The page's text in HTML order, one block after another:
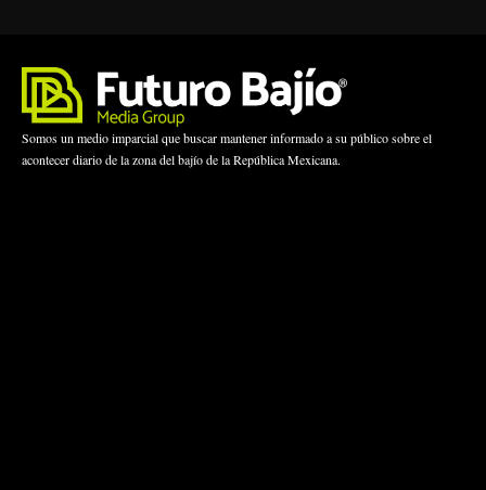
Somos un medio imparcial que buscar mantener informado a su público sobre el
acontecer diario de la zona del bajío de la República Mexicana.